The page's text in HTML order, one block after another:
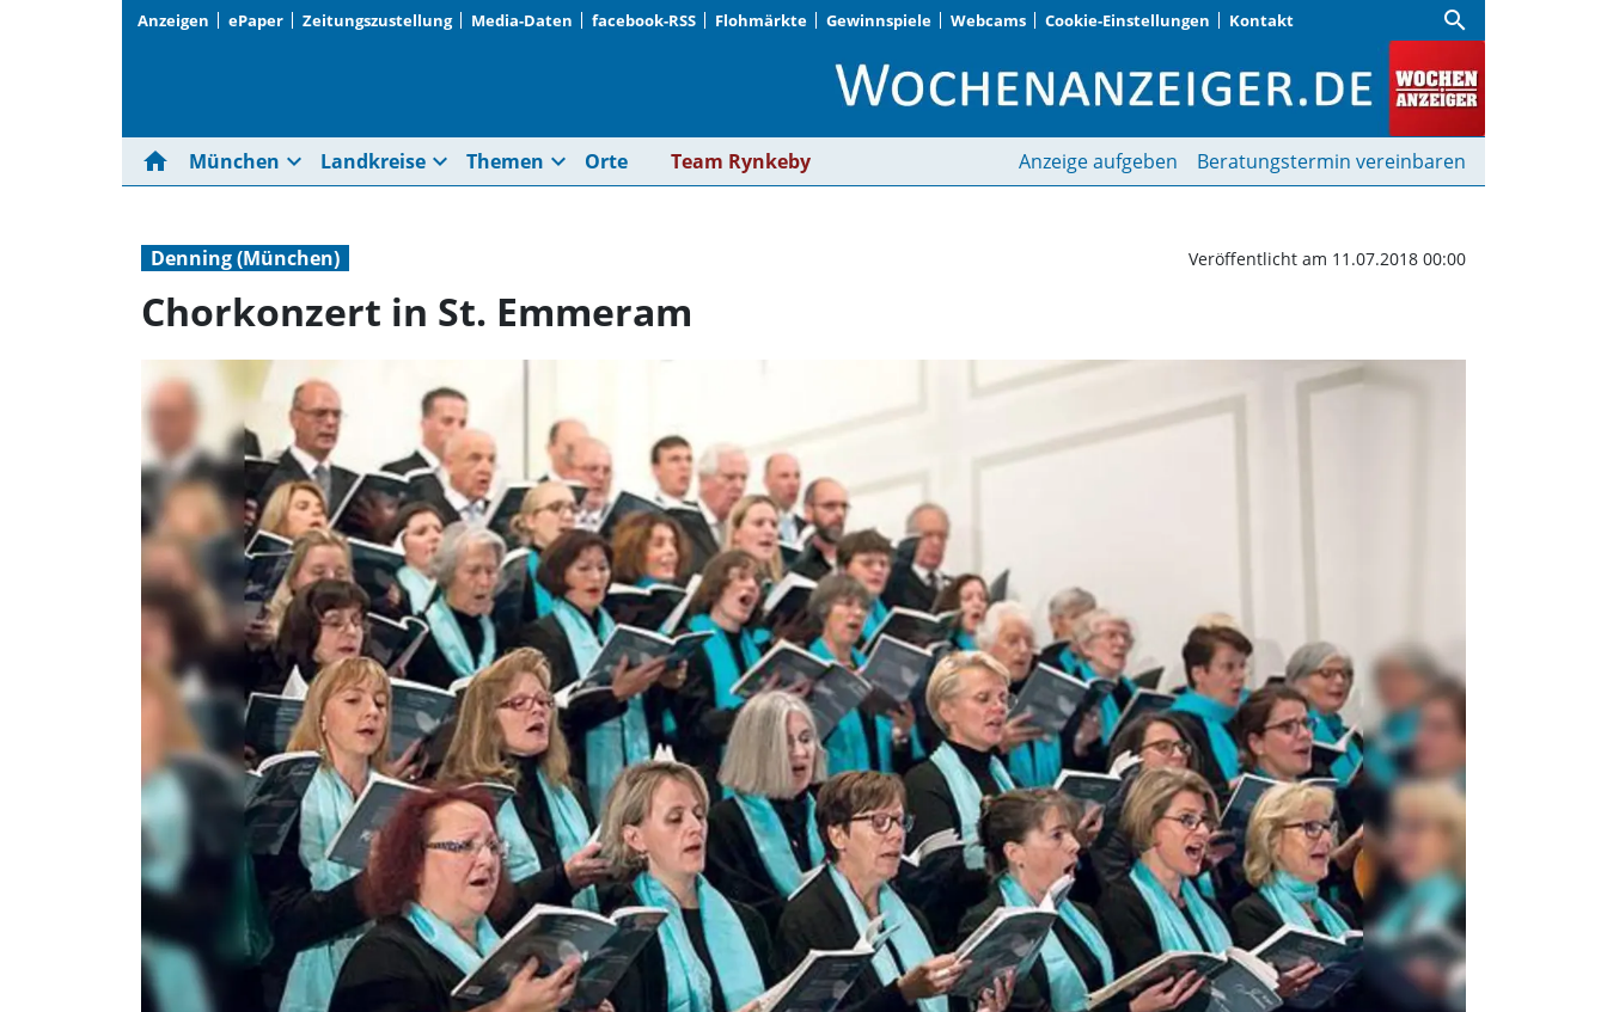
Anzeigen ePaper Zeitungszustellung Media-Daten facebook-RSS Flohmärkte Gewinnspiele Webcams Cookie-Einstellungen Kontakt search
Chorkonzert in St. Emmeram |
home München expand_more Landkreise expand_more Themen expand_more Orte Team Rynkeby Anzeige aufgeben Beratungstermin vereinbaren
Denning (München) Veröffentlicht am 11.07.2018 00:00
Chorkonzert in St. Emmeram